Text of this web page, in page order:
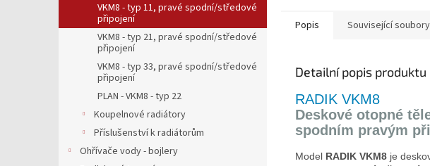
VKM8 - typ 11, pravé spodní/středové
připojení
VKM8 - typ 21, pravé spodní/středové
připojení
VKM8 - typ 33, pravé spodní/středové
připojení
PLAN - VKM8 - typ 22
Koupelnové radiátory
Příslušenství k radiátorům
Ohřívače vody - bojlery
Popis Související
Detailní popis produktu
RADIK VKM8
Deskové otopné
spodním pravým
Model RADIK VKM8 je